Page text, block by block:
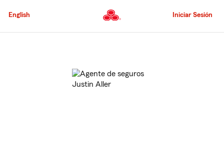
al
principal
English Iniciar Sesión